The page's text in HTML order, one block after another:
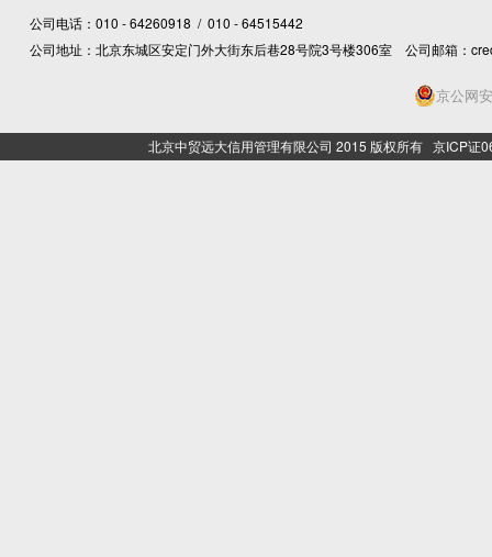
公司电话：010 - 64260918 / 010 - 64515442
公司地址：北京东城区安定门外大街东后巷28号院3号楼306室 公司邮箱：
京公网
北京中贸远大信用管理有限公司 2015 版权所有 京ICP证